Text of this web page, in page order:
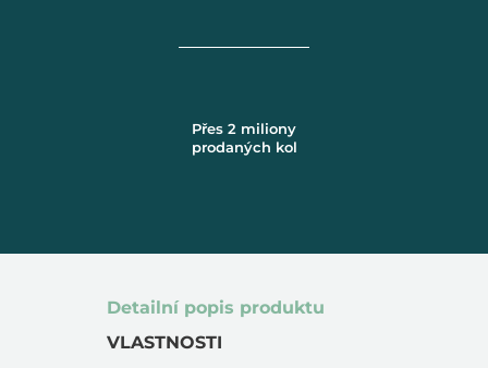
Přes 2 miliony
prodaných kol
Detailní popis produktu
VLASTNOSTI